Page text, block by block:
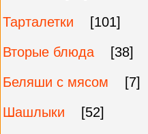
Тарталетки
[101]
Вторые блюда
[38]
Беляши с мясом
[7]
Шашлыки
[52]